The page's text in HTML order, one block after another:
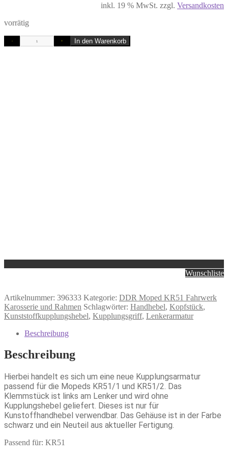
inkl. 19 % MwSt. zzgl. Versandkosten
vorrätig
- + In den Warenkorb
Wunschliste
Artikelnummer: 396333 Kategorie: DDR Moped KR51 Fahrwerk
Karosserie und Rahmen Schlagwörter: Handhebel, Kopfstück,
Kunststoffkupplungshebel, Kupplungsgriff, Lenkerarmatur
Beschreibung
Beschreibung
Hierbei handelt es sich um eine neue Kupplungsarmatur
passend für die Mopeds KR51/1 und KR51/2. Das
Klemmstück ist links am Lenker und wird ohne
Kupplungshebel geliefert. Dieses ist nur für
Kunstoffhandhebel verwendbar. Das Gehäuse ist in der Farbe
schwarz und ein Neuteil aus aktueller Fertigung.
Passend für: KR51